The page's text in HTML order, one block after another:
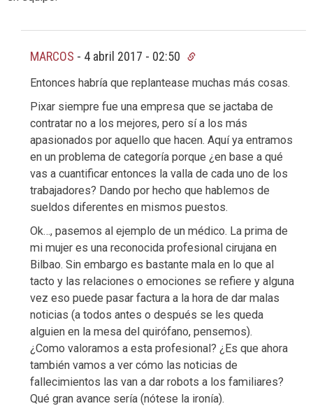
MARCOS - 4 abril 2017 - 02:50
Entonces habría que replantease muchas más cosas.
Pixar siempre fue una empresa que se jactaba de
contratar no a los mejores, pero sí a los más
apasionados por aquello que hacen. Aquí ya entramos
en un problema de categoría porque ¿en base a qué
vas a cuantificar entonces la valla de cada uno de los
trabajadores? Dando por hecho que hablemos de
sueldos diferentes en mismos puestos.
Ok…, pasemos al ejemplo de un médico. La prima de
mi mujer es una reconocida profesional cirujana en
Bilbao. Sin embargo es bastante mala en lo que al
tacto y las relaciones o emociones se refiere y alguna
vez eso puede pasar factura a la hora de dar malas
noticias (a todos antes o después se les queda
alguien en la mesa del quirófano, pensemos).
¿Como valoramos a esta profesional? ¿Es que ahora
también vamos a ver cómo las noticias de
fallecimientos las van a dar robots a los familiares?
Qué gran avance sería (nótese la ironía).